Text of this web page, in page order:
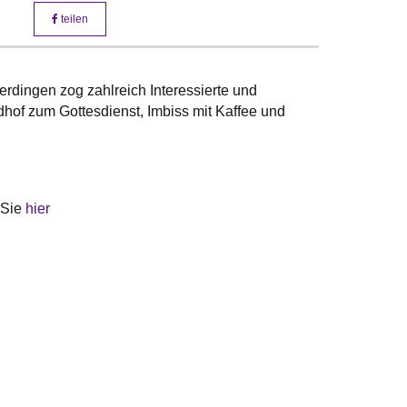
teilen
zog zahlreich Interessierte und
zum Gottesdienst, Imbiss mit Kaffee und
hier